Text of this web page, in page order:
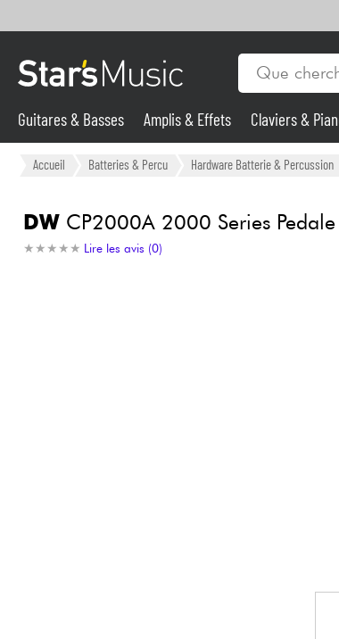
Guitares & Basses
Synthés & Sampleurs
Micros & HF
Guitares & Basses Amplis & Effets Claviers &
Accueil Batteries & Percu Hardware Batterie & Percussion
DWCP2000A 2000 Series Pedale
★ ★ ★ ★ ★
★ ★ ★ ★ ★ Lire les avis (0)